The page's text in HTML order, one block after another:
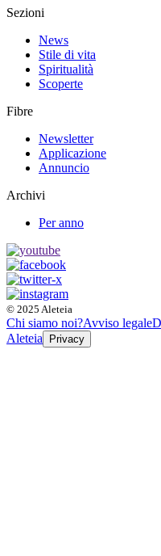
Sezioni
News
Stile di vita
Spiritualità
Scoperte
Fibre
Newsletter
Applicazione
Annuncio
Archivi
Per anno
© 2025 Aleteia
Chi siamo noi?Avviso legale
Aleteia
Privacy